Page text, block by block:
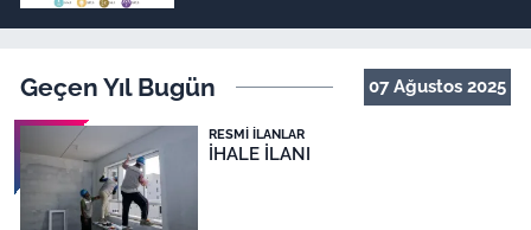
Geçen Yıl Bugün 07 Ağustos 2025
RESMI İLANLAR
İHALE İLANI